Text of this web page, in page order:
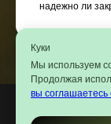
надежно ли
Куки
Мы используем
Продолжая
вы соглашаетесь